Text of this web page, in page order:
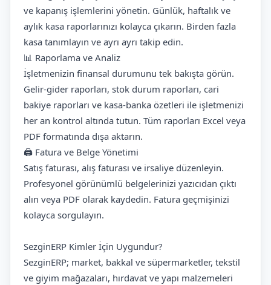
ve kapanış işlemlerini yönetin. Günlük, haftalık ve
aylık kasa raporlarınızı kolayca çıkarın. Birden fazla
kasa tanımlayın ve ayrı ayrı takip edin.
📊 Raporlama ve Analiz
İşletmenizin finansal durumunu tek bakışta görün.
Gelir-gider raporları, stok durum raporları, cari
bakiye raporları ve kasa-banka özetleri ile işletmenizi
her an kontrol altında tutun. Tüm raporları Excel veya
PDF formatında dışa aktarın.
🖨️ Fatura ve Belge Yönetimi
Satış faturası, alış faturası ve irsaliye düzenleyin.
Profesyonel görünümlü belgelerinizi yazıcıdan çıktı
alın veya PDF olarak kaydedin. Fatura geçmişinizi
kolayca sorgulayın.
SezginERP Kimler İçin Uygundur?
SezginERP; market, bakkal ve süpermarketler, tekstil
ve giyim mağazaları, hırdavat ve yapı malzemeleri